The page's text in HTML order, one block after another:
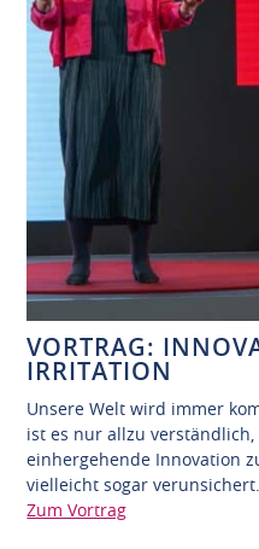
VORTRAG:
IRRITATION
Unsere Welt wird immer
ist es nur allzu
einhergehende Innovation
vielleicht sogar verunsichert.
Zum Vortrag